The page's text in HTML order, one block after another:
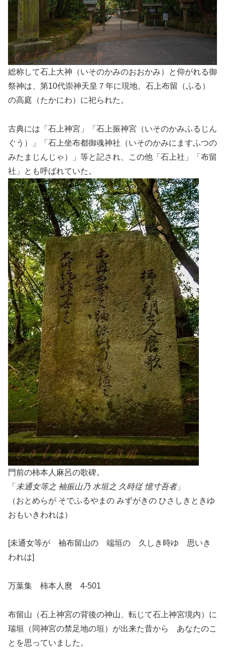
総称して石上大神（いそのかみのおおかみ）と仰がれる御
祭神は、第10代崇神天皇７年に現地、石上布留（ふる）
の高庭（たかにわ）に祀られた。
古典には「石上神宮」「石上振神宮（いそのかみふるじん
ぐう）」「石上坐布都御魂神社（いそのかみにますふつの
みたまじんじゃ）」等と記され、この他「石上社」「布留
社」とも呼ばれていた。
門前の柿本人麻呂の歌碑。
「 未通女等之 袖振山乃 水垣之 久時従 憶寸吾者」
（おとめらが そでふるやまの みずがきの ひさしきときゆ
おもいきわれは）
[未通女等が 袖布留山の 端垣の 久しき時ゆ 思いき
われは]
万葉集 柿本人麿 4-501
布留山（石上神宮の背後の神山、転じて石上神宮境内）に
瑞垣（同神宮の禁足地の垣）が出来た昔から あなたのこ
とを思っていました。